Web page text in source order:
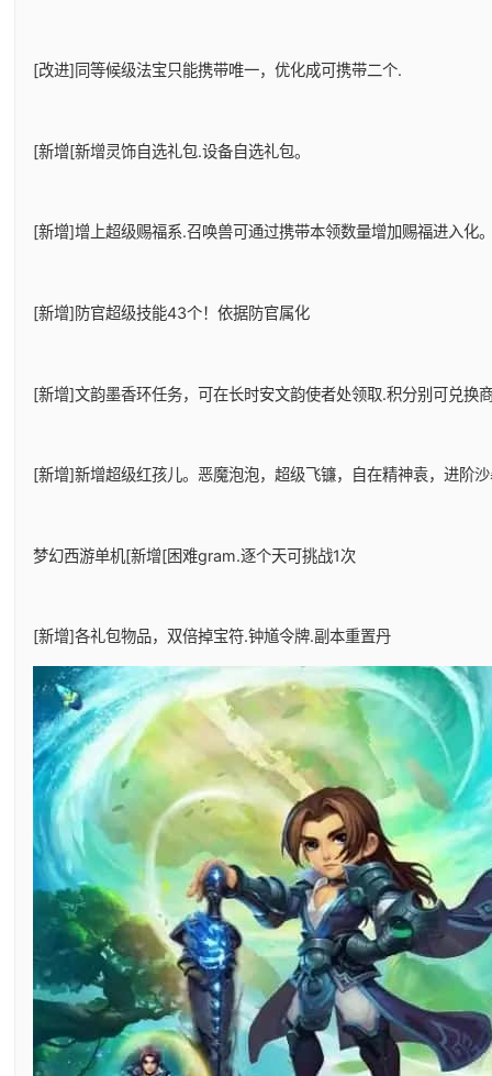
[改进]同等候级法宝只能携带唯一，优化成可携带二个.
[新增[新增灵饰自选礼包.设备自选礼包。
[新增]增上超级赐福系.召唤兽可通过携带本领数量增加赐福进入化
[新增]防官超级技能43个！依据防官属化
[新增]文韵墨香环任务，可在长时安文韵使者处领取.积分别可兑换
[新增]新增超级红孩儿。恶魔泡泡，超级飞镰，自在精神袁，进阶
梦幻西游单机[新增[困难gram.逐个天可挑战1次
[新增]各礼包物品，双倍掉宝符.钟馗令牌.副本重置丹